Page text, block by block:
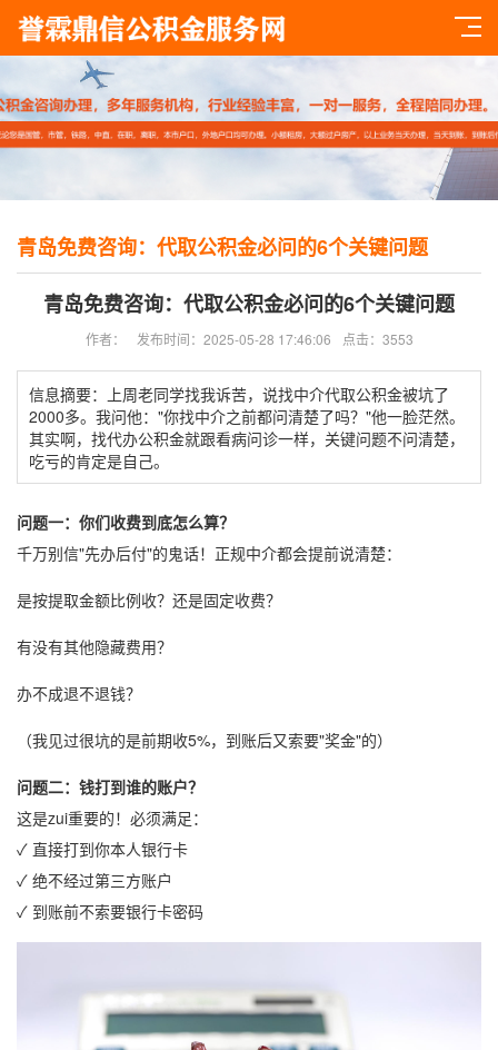
青岛免费咨询：代取公积金必问的6个关键问题
青岛免费咨询：代取公积金必问的6个关键问题
作者： 发布时间：2025-05-28 17:46:06 点击：3553
信息摘要：上周老同学找我诉苦，说找中介代取公积金被坑了
2000多。我问他："你找中介之前都问清楚了吗？"他一脸茫然。
其实啊，找代办公积金就跟看病问诊一样，关键问题不问清楚，
吃亏的肯定是自己。
问题一：你们收费到底怎么算？
千万别信"先办后付"的鬼话！正规中介都会提前说清楚：
是按提取金额比例收？还是固定收费？
有没有其他隐藏费用？
办不成退不退钱？
（我见过很坑的是前期收5%，到账后又索要"奖金"的）
问题二：钱打到谁的账户？
这是zui重要的！必须满足：
✓ 直接打到你本人银行卡
✓ 绝不经过第三方账户
✓ 到账前不索要银行卡密码